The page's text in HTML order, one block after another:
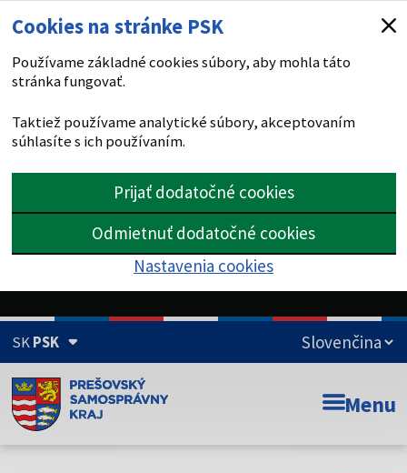
Cookies na stránke PSK
Používame základné cookies súbory, aby mohla táto
stránka fungovať.
Taktiež používame analytické súbory, akceptovaním
súhlasíte s ich používaním.
Prijať dodatočné cookies
Odmietnuť dodatočné cookies
Nastavenia cookies
SKPSK
Doména psk.sk je oficiálna
Toto je oficiálna webová stránka Prešovského
Menu